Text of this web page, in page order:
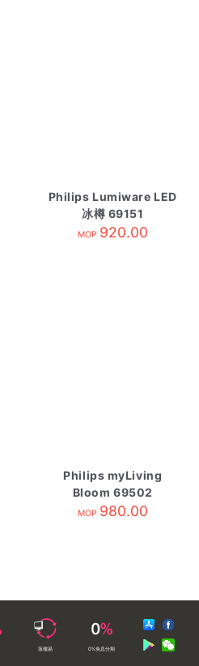
Philips Lumiware LED
冰樽 69151
MOP 920.00
Philips myLiving
Bloom 69502
MOP 980.00
落樓易 0%免息分期